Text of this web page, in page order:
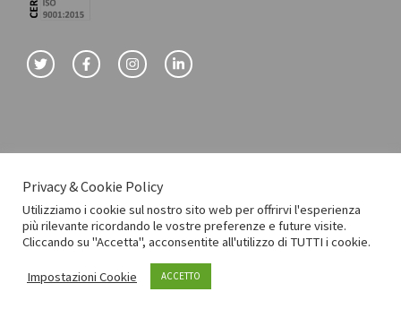
© E-consultant srl
Privacy Policy
Cookie Policy
Erogazioni Pubbliche
Privacy & Cookie Policy
Utilizziamo i cookie sul nostro sito web per offrirvi l'esperienza
più rilevante ricordando le vostre preferenze e future visite.
Cliccando su "Accetta", acconsentite all'utilizzo di TUTTI i cookie.
Impostazioni Cookie ACCETTO